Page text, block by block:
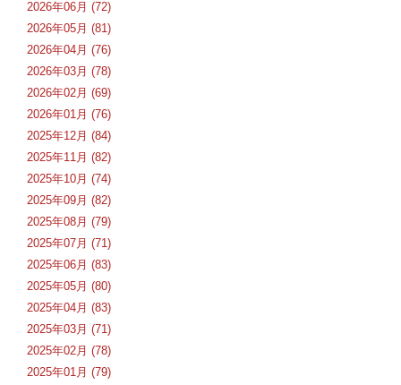
2026年06月 (72)
2026年05月 (81)
2026年04月 (76)
2026年03月 (78)
2026年02月 (69)
2026年01月 (76)
2025年12月 (84)
2025年11月 (82)
2025年10月 (74)
2025年09月 (82)
2025年08月 (79)
2025年07月 (71)
2025年06月 (83)
2025年05月 (80)
2025年04月 (83)
2025年03月 (71)
2025年02月 (78)
2025年01月 (79)